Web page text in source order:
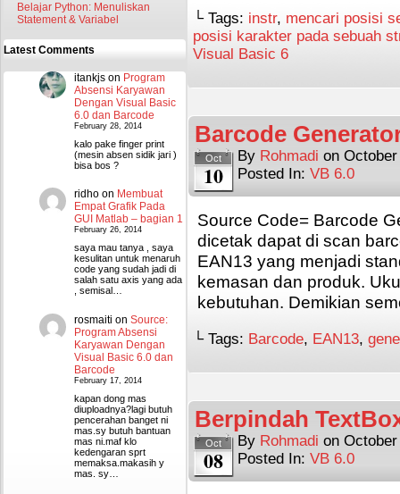
Belajar Python: Menuliskan
Statement & Variabel
Latest Comments
itankjs on Program
Absensi Karyawan
Dengan Visual Basic
6.0 dan Barcode
February 28, 2014
kalo pake finger print
(mesin absen sidik jari )
bisa bos ?
ridho on Membuat
Empat Grafik Pada
GUI Matlab – bagian 1
February 26, 2014
saya mau tanya , saya
kesulitan untuk menaruh
code yang sudah jadi di
salah satu axis yang ada
, semisal…
rosmaiti on Source:
Program Absensi
Karyawan Dengan
Visual Basic 6.0 dan
Barcode
February 17, 2014
kapan dong mas
diuploadnya?lagi butuh
pencerahan banget ni
mas.sy butuh bantuan
mas ni.maf klo
kedengaran sprt
memaksa.makasih y
mas. sy…
└ Tags: instr, mencari posisi
posisi karakter pada sebuah
Visual Basic 6
Barcode
Oct
10
By Rohmadi on
Posted In: VB 6.0
Source Code= Barcode
dicetak dapat di scan
EAN13 yang menjadi
kemasan dan produk.
kebutuhan. Demikian
└ Tags: Barcode, EAN13,
Berpindah
Oct
08
By Rohmadi on
Posted In: VB 6.0